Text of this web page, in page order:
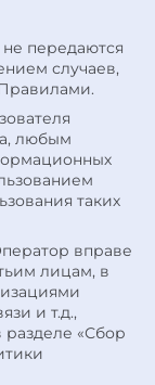
передаются
случаев,
любым
таких
вправе
лицам, в
и т.д.,
разделе «Сбор